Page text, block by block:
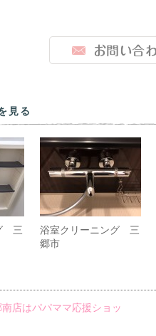
見る
三
浴室クリーニング 三
郷市
店はパパママ応援ショッ